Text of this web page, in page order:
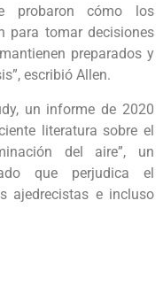
probaron cómo los
para tomar decisiones
preparados y
escribió Allen.
un informe de 2020
literatura sobre el
del aire”, un
que perjudica el
ajedrecistas e incluso